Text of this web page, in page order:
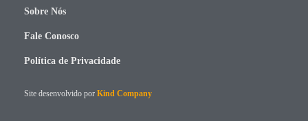
Sobre Nós
Fale Conosco
Política de Privacidade
Site desenvolvido por Kind Company